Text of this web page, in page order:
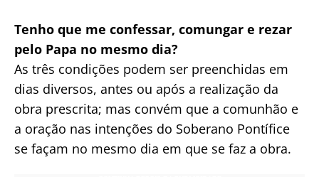
Tenho que me confessar, comungar e rezar
pelo Papa no mesmo dia?
As três condições podem ser preenchidas em
dias diversos, antes ou após a realização da
obra prescrita; mas convém que a comunhão e
a oração nas intenções do Soberano Pontífice
se façam no mesmo dia em que se faz a obra.